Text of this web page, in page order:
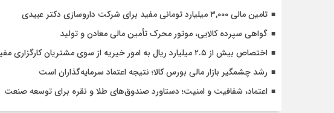
تامین مالی ۳,۰۰۰ میلیارد تومانی مفید برای شرکت داروسازی دکتر عبیدی
گواهی سپرده کالایی، موتور محرک تأمین مالی معادن و تولید
اختصاص بیش از ۲.۵ میلیارد ریال به امور خیریه از سوی مشتریان کارگزاری مفید
رشد چشمگیر بازار مالی بورس کالا؛ نتیجه اعتماد سرمایه‌گذاران است
اعتماد، شفافیت و امنیت؛ دستاورد صندوق‌های طلا و نقره برای توسعه صنعت